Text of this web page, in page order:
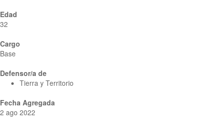
Edad
32
Cargo
Base
Defensor/a de
Tierra y Territorio
Fecha Agregada
2 ago 2022